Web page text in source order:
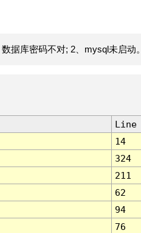
据库密码不对; 2、mysql未启动。
Line
14
324
211
62
94
76